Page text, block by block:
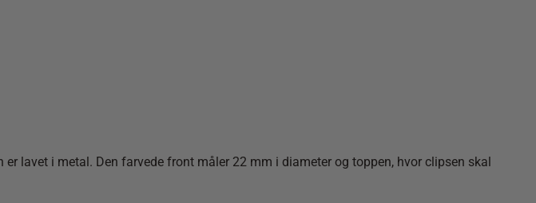
lavet i metal. Den farvede front måler 22 mm i diameter og toppen, hvor clipsen skal